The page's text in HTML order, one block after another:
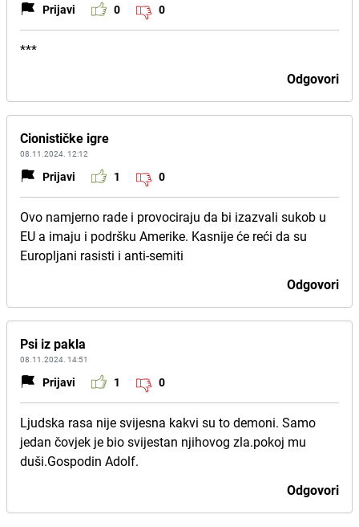
Prijavi 0 0
***
Odgovori
Cionističke igre
08.11.2024. 12:12
Prijavi 1 0
Ovo namjerno rade i provociraju da bi izazvali sukob u
EU a imaju i podršku Amerike. Kasnije će reći da su
Europljani rasisti i anti-semiti
Odgovori
Psi iz pakla
08.11.2024. 14:51
Prijavi 1 0
Ljudska rasa nije svijesna kakvi su to demoni. Samo
jedan čovjek je bio svijestan njihovog zla.pokoj mu
duši.Gospodin Adolf.
Odgovori